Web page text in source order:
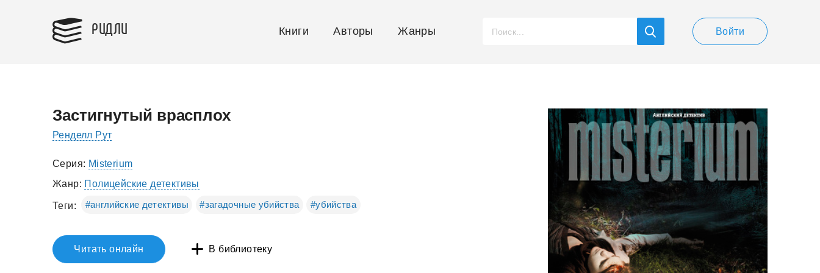
РИДЛИ Книги Авторы Жанры Войти
Застигнутый врасплох
Ренделл Рут
Серия: Misterium
Жанр: Полицейские детективы
Теги: #английские детективы #загадочные убийства #убийства
Читать онлайн В библиотеку